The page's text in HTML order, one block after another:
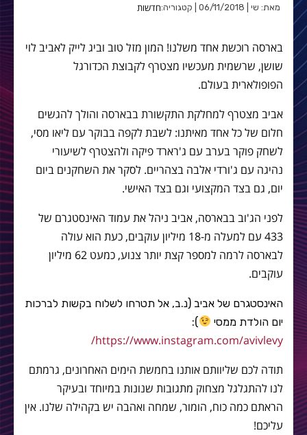
מאת: שי | 06/11/2018 | קטגוריה: חדשות
בארסה רוכשת אחד משלנו! המון מזל טוב וביג לייק לאביב לוי
שושן, שרשמית מעכשיו מצטרף לקבוצת הכדורגל
הפופולארית בעולם.
אביב מצטרף למחלקת התקשורת בבארסה והולך להגשים
חלום של כל אחד מאיתנו: לשבת לקפה בבוקר עם ליאו מסי,
לשחק פוקר בערב עם ג'רארד פיקה ולהצטרף לשיעורי
נהיגה עם ג'ורדי אלבה בצהריים. לסקר את השחקנים ביום
יום, גם בצד המקצועי וגם בצד האישי.
לפני הג'וב בבארסה, אביב ניהל את עמוד האינסטגרם של
433 עם למעלה מ-18 מיליון עוקבים, כעת הוא עולה
לבארסה לרמה למספר קצת יותר צנוע, כמעט 62 מיליון
עוקבים.
האינסטגרם של אביב (נ.ב, אל תטרחו לשלוח בקשות לברכות
יום הולדת ממסי
):
https://www.instagram.com/avivlevy/
תודה לכם שליוותם אותנו בחמשת הימים האחרונים, גרמתם
לנו להתגלגל מצחוק מתגובות שנונות במיוחד ובעיקר
הראתם כמה כוח, הומור, שמחה ואהבה יש בקהילה שלנו. אין
עליכם!